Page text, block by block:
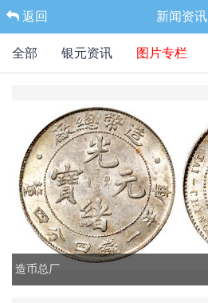
返回 新闻资讯
全部 银元资讯 图片专栏
造币总厂